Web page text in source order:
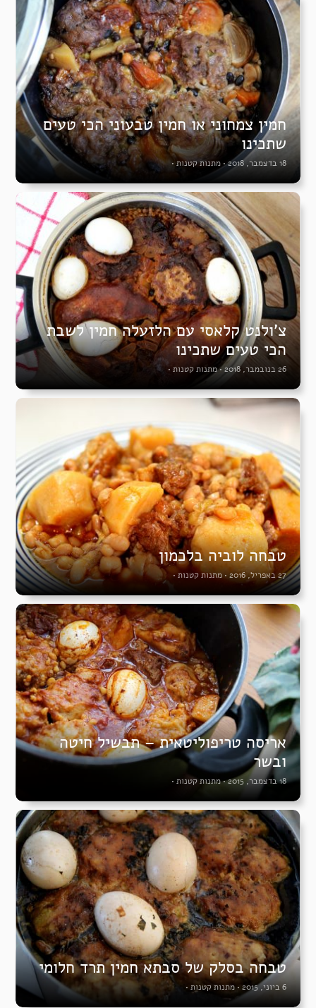
חמין צמחוני או חמין טבעוני הכי טעים
שתכינו
18 בדצמבר, 2018 • מתנות קטנות •
צ’ולנט קלאסי עם הלזעלה חמין לשבת
הכי טעים שתכינו
26 בנובמבר, 2018 •מתנות קטנות •
טבחה לוביה בלכמון
27 באפריל, 2016 •מתנות קטנות•
אריסה טריפוליטאית – תבשיל חיטה
ובשר
18 בדצמבר, 2015 •מתנות קטנות •
טבחה בסלק של סבתא חמין תרד חלומי
6 ביוני, 2015 • מתנות קטנות •